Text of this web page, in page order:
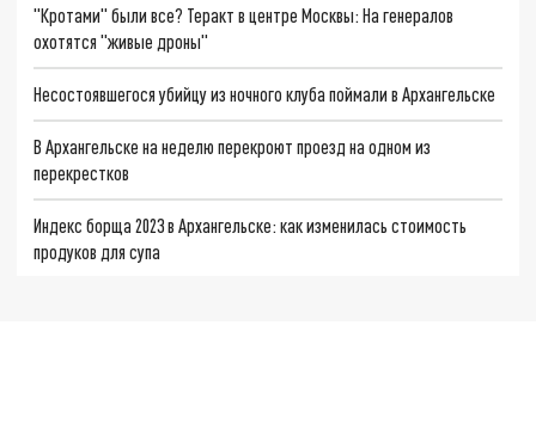
"Кротами" были все? Теракт в центре Москвы: На генералов
охотятся "живые дроны"
Несостоявшегося убийцу из ночного клуба поймали в Архангельске
В Архангельске на неделю перекроют проезд на одном из
перекрестков
Индекс борща 2023 в Архангельске: как изменилась стоимость
продуков для супа